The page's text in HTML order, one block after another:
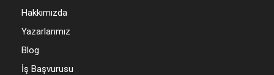
Hakkımızda
Yazarlarımız
Blog
İş Başvurusu